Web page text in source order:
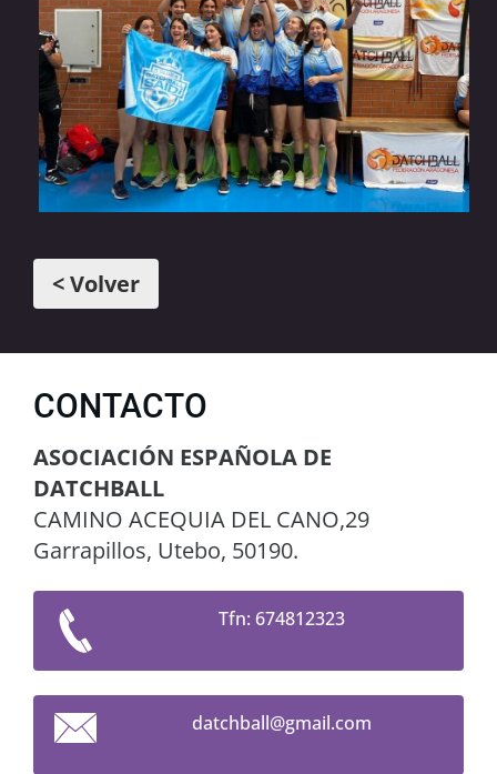
< Volver
CONTACTO
ASOCIACIÓN ESPAÑOLA DE
DATCHBALL
CAMINO ACEQUIA DEL CANO,29
Garrapillos, Utebo, 50190.
Tfn: 674812323
datchball@gmail.com